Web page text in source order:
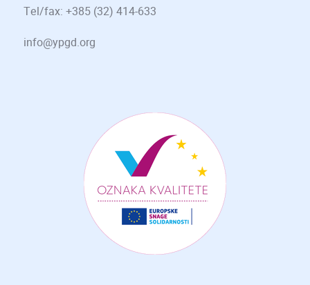
Tel/fax: +385 (32) 414-633
info@ypgd.org